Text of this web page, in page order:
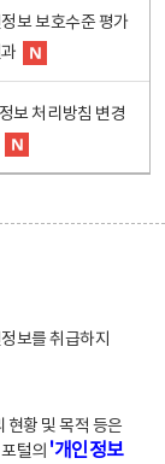
보 보호수준 평가
보 처리방침 변경
보를 취급하지
현황 및 목적 등은
털의 '개인정보